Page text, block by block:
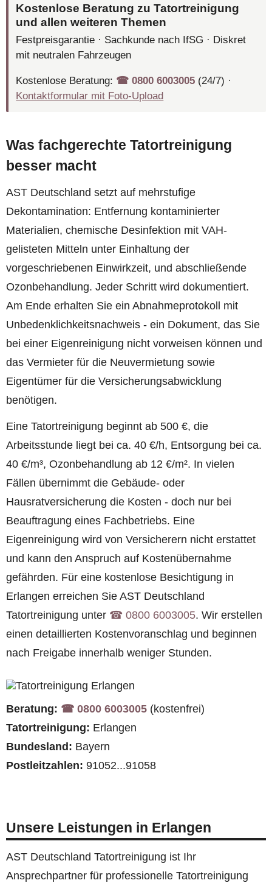
Kostenlose Beratung zu Tatortreinigung
und allen weiteren Themen
Festpreisgarantie · Sachkunde nach IfSG · Diskret
mit neutralen Fahrzeugen
Kostenlose Beratung: ☎︎ 0800 6003005 (24/7) ·
Kontaktformular mit Foto-Upload
Was fachgerechte Tatortreinigung
besser macht
AST Deutschland setzt auf mehrstufige
Dekontamination: Entfernung kontaminierter
Materialien, chemische Desinfektion mit VAH-
gelisteten Mitteln unter Einhaltung der
vorgeschriebenen Einwirkzeit, und abschließende
Ozonbehandlung. Jeder Schritt wird dokumentiert.
Am Ende erhalten Sie ein Abnahmeprotokoll mit
Unbedenklichkeitsnachweis - ein Dokument, das Sie
bei einer Eigenreinigung nicht vorweisen können und
das Vermieter für die Neuvermietung sowie
Eigentümer für die Versicherungsabwicklung
benötigen.
Eine Tatortreinigung beginnt ab 500 €, die
Arbeitsstunde liegt bei ca. 40 €/h, Entsorgung bei ca.
40 €/m³, Ozonbehandlung ab 12 €/m². In vielen
Fällen übernimmt die Gebäude- oder
Hausratversicherung die Kosten - doch nur bei
Beauftragung eines Fachbetriebs. Eine
Eigenreinigung wird von Versicherern nicht erstattet
und kann den Anspruch auf Kostenübernahme
gefährden. Für eine kostenlose Besichtigung in
Erlangen erreichen Sie AST Deutschland
Tatortreinigung unter ☎︎ 0800 6003005. Wir erstellen
einen detaillierten Kostenvoranschlag und beginnen
nach Freigabe innerhalb weniger Stunden.
Beratung: ☎︎ 0800 6003005 (kostenfrei)
Tatortreinigung: Erlangen
Bundesland: Bayern
Postleitzahlen: 91052...91058
Unsere Leistungen in Erlangen
AST Deutschland Tatortreinigung ist Ihr
Ansprechpartner für professionelle Tatortreinigung